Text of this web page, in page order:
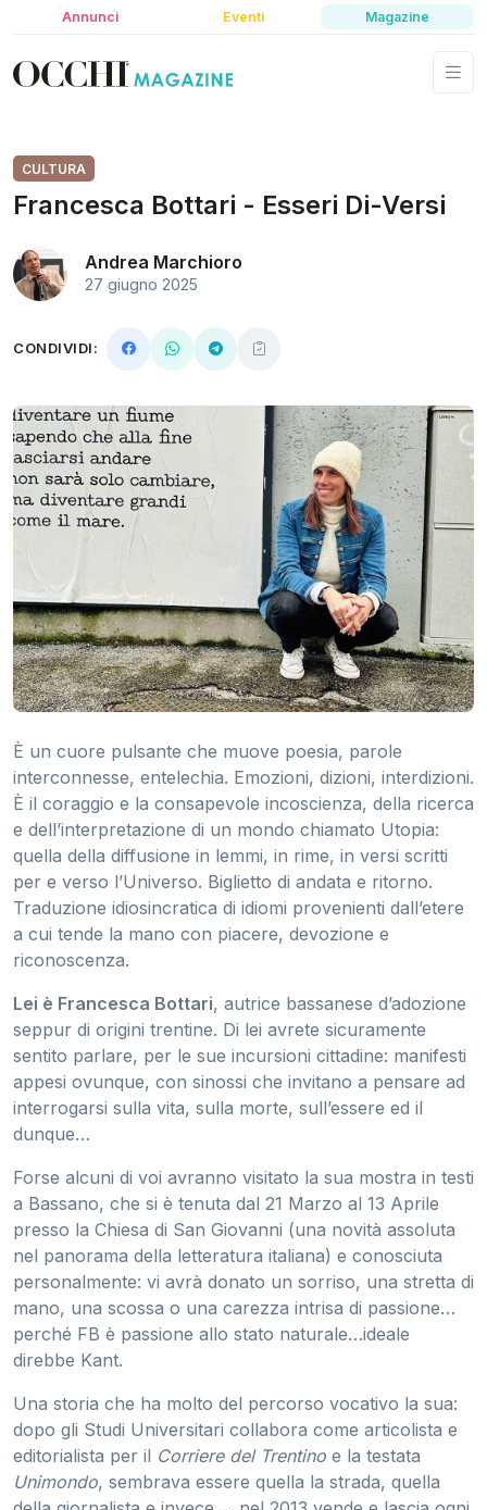
Annunci Eventi Magazine
CULTURA
Francesca Bottari - Esseri Di-Versi
Andrea Marchioro
27 giugno 2025
CONDIVIDI:
È un cuore pulsante che muove poesia, parole
interconnesse, entelechia. Emozioni, dizioni, interdizioni.
È il coraggio e la consapevole incoscienza, della ricerca
e dell’interpretazione di un mondo chiamato Utopia:
quella della diffusione in lemmi, in rime, in versi scritti
per e verso l’Universo. Biglietto di andata e ritorno.
Traduzione idiosincratica di idiomi provenienti dall’etere
a cui tende la mano con piacere, devozione e
riconoscenza.
Lei è Francesca Bottari, autrice bassanese d’adozione
seppur di origini trentine. Di lei avrete sicuramente
sentito parlare, per le sue incursioni cittadine: manifesti
appesi ovunque, con sinossi che invitano a pensare ad
interrogarsi sulla vita, sulla morte, sull’essere ed il
dunque…
Forse alcuni di voi avranno visitato la sua mostra in testi
a Bassano, che si è tenuta dal 21 Marzo al 13 Aprile
presso la Chiesa di San Giovanni (una novità assoluta
nel panorama della letteratura italiana) e conosciuta
personalmente: vi avrà donato un sorriso, una stretta di
mano, una scossa o una carezza intrisa di passione…
perché FB è passione allo stato naturale…ideale
direbbe Kant.
Una storia che ha molto del percorso vocativo la sua:
dopo gli Studi Universitari collabora come articolista e
editorialista per il Corriere del Trentino e la testata
Unimondo, sembrava essere quella la strada, quella